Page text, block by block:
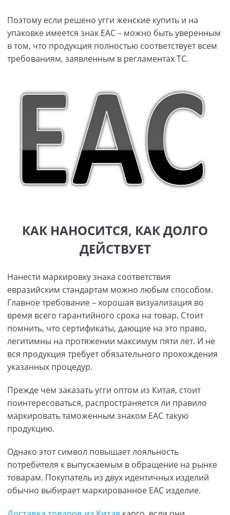
Поэтому если решено угги женские купить и на
упаковке имеется знак ЕАС – можно быть уверенным
в том, что продукция полностью соответствует всем
требованиям, заявленным в регламентах ТС.
КАК НАНОСИТСЯ, КАК ДОЛГО
ДЕЙСТВУЕТ
Нанести маркировку знака соответствия
евразийским стандартам можно любым способом.
Главное требование – хорошая визуализация во
время всего гарантийного срока на товар. Стоит
помнить, что сертификаты, дающие на это право,
легитимны на протяжении максимум пяти лет. И не
вся продукция требует обязательного прохождения
указанных процедур.
Прежде чем заказать угги оптом из Китая, стоит
поинтересоваться, распространяется ли правило
маркировать таможенным знаком ЕАС такую
продукцию.
Однако этот символ повышает лояльность
потребителя к выпускаемым в обращение на рынке
товарам. Покупатель из двух идентичных изделий
обычно выбирает маркированное ЕАС изделие.